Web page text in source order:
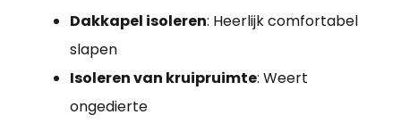
Dakkapel isoleren: Heerlijk comfortabel
slapen
Isoleren van kruipruimte: Weert
ongedierte